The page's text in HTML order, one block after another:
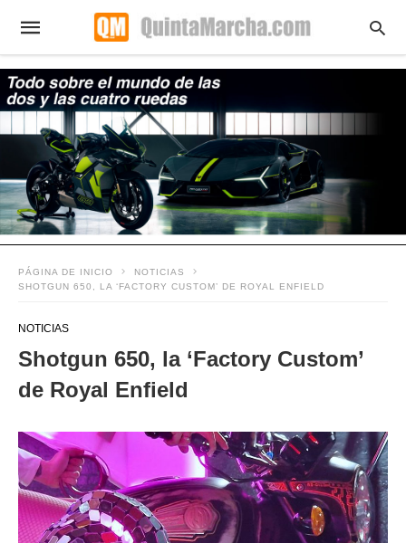
PÁGINA DE INICIO
NOTICIAS
SHOTGUN 650, LA ‘FACTORY CUSTOM’ DE ROYAL ENFIELD
NOTICIAS
Shotgun 650, la ‘Factory Custom’
de Royal Enfield